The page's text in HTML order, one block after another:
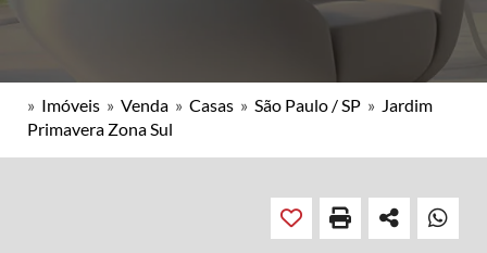
» Imóveis » Venda » Casas » São Paulo / SP » Jardim
Primavera Zona Sul